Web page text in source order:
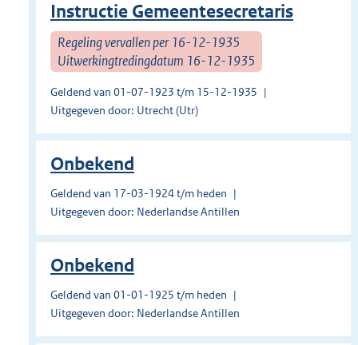
Instructie Gemeentesecretaris
Regeling vervallen per 16-12-1935
Uitwerkingtredingdatum 16-12-1935
Geldend van 01-07-1923 t/m 15-12-1935
Uitgegeven door: Utrecht (Utr)
Onbekend
Geldend van 17-03-1924 t/m heden
Uitgegeven door: Nederlandse Antillen
Onbekend
Geldend van 01-01-1925 t/m heden
Uitgegeven door: Nederlandse Antillen